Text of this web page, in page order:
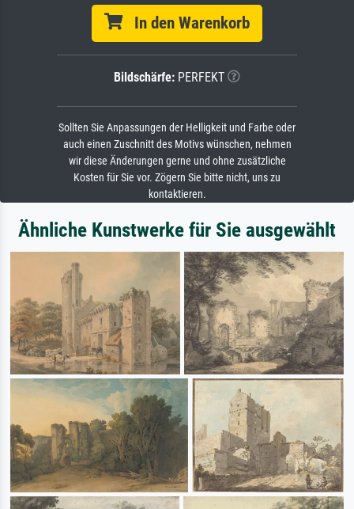
In den Warenkorb
Bildschärfe: PERFEKT
Sollten Sie Anpassungen der Helligkeit und Farbe oder
auch einen Zuschnitt des Motivs wünschen, nehmen
wir diese Änderungen gerne und ohne zusätzliche
Kosten für Sie vor. Zögern Sie bitte nicht, uns zu
kontaktieren.
Ähnliche Kunstwerke für Sie ausgewählt